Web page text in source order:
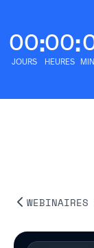
00
JOURS
:00
HEURES
:
WEBINAIRES